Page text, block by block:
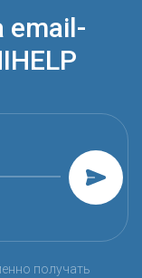
email-
получать